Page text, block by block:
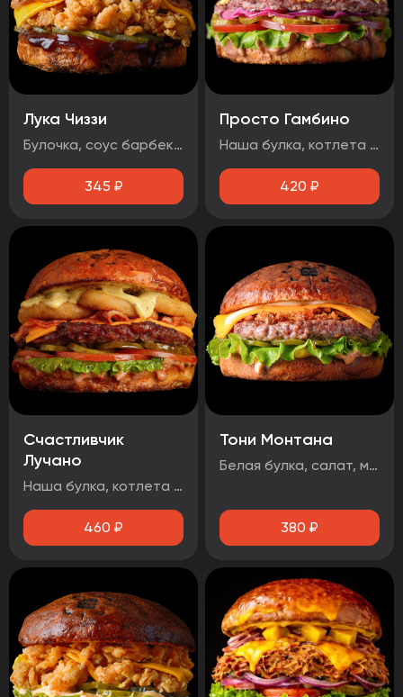
Лука Чиззи
Булочка, соус барбекю , огурец маринованный, луковые кольца, бекон, сыр чеддер, фирменная курочка в панировке
345 ₽
Просто Гамбино
Наша булка, котлета говяжья, помидор, лист салата, огурец маринованный, лук маринованный, соус барбекю, соус медово-горчичный.
420 ₽
Счастливчик
Лучано
Наша булка, котлета говяжья, бекон, сыр чеддер, помидор, огурец маринованный, лист салата, луковые кольца, соус барбекю.
460 ₽
Тони Монтана
Белая булка, салат, маринованные огурцы, говядина, чеддер, фритюрный лук, два фирменных соуса
380 ₽